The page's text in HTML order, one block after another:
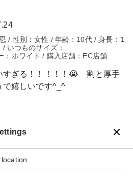
/ 性別：女性 / 年齢：10代 / 身長：1
いつものサイズ：
：ホワイト / 購入店舗：EC店舗
すぎる！！！！！😭 割と厚手
で嬉しいです^_^